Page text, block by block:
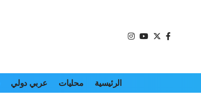
الرئيسية محليات عربي دولي